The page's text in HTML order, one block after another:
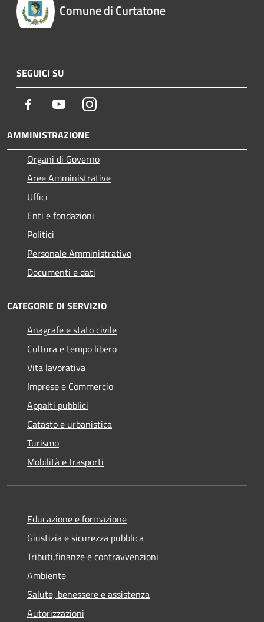
Comune di Curtatone
SEGUICI SU
Facebook YoutubeInstagram
AMMINISTRAZIONE
Organi di Governo
Aree Amministrative
Uffici
Enti e fondazioni
Politici
Personale Amministrativo
Documenti e dati
CATEGORIE DI SERVIZIO
Anagrafe e stato civile
Cultura e tempo libero
Vita lavorativa
Imprese e Commercio
Appalti pubblici
Catasto e urbanistica
Turismo
Mobilità e trasporti
Educazione e formazione
Giustizia e sicurezza pubblica
Tributi,finanze e contravvenzioni
Ambiente
Salute, benessere e assistenza
Autorizzazioni